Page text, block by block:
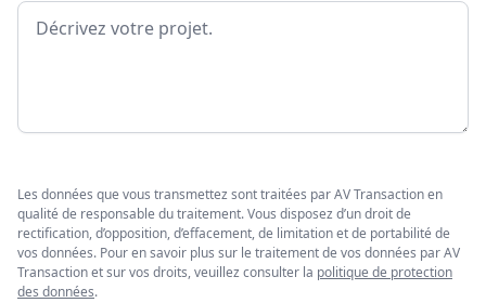
Message
Les données que vous transmettez sont traitées par AV Transaction en
qualité de responsable du traitement. Vous disposez d’un droit de
rectification, d’opposition, d’effacement, de limitation et de portabilité de
vos données. Pour en savoir plus sur le traitement de vos données par AV
Transaction et sur vos droits, veuillez consulter la politique de protection
des données.